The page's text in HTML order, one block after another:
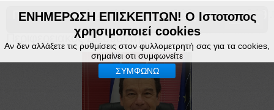
Περιφερειακή Διεύθυνση Α βάθμιας & Β
ΕΝΗΜΕΡΩΣΗ ΕΠΙΣΚΕΠΤΩΝ! Ο Ιστοτοπος
χρησιμοποιεί cookies
Αν δεν αλλάξετε τις ρυθμίσεις στον φυλλομετρητή σας για τα cookies,
σημαίνει οτι συμφωνείτε
ΣΥΜΦΩΝΩ
Περιφερειακός Διευθυντής